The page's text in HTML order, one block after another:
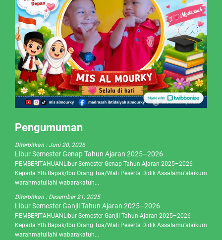
Pengumuman
Diterbitkan :Juni 20, 2026
Libur Semester Genap Tahun Ajaran 2025–2026
PEMBERITAHUANLibur Semester Genap Tahun Ajaran 2025–2026
Kepada Yth.Bapak/Ibu Orang Tua/Wali Peserta Didik Assalamu’alaikum
warahmatullahi wabarakatuh...
Diterbitkan : Desember 21, 2025
Libur Semester Ganjil Tahun Ajaran 2025–2026
PEMBERITAHUANLibur Semester Ganjil Tahun Ajaran 2025–2026
Kepada Yth.Bapak/Ibu Orang Tua/Wali Peserta Didik Assalamu’alaikum
warahmatullahi wabarakatuh...